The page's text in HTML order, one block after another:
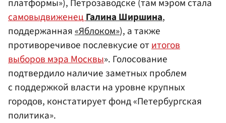
платформы»), Петрозаводске (там мэром стала
самовыдвиженецГалина Ширшина,
поддержанная«Яблоком»), а также
противоречивое послевкусие отитогов
выборов мэра Москвы». Голосование
подтвердило наличие заметных проблем
с поддержкой власти на уровне крупных
городов, констатирует фонд «Петербургская
политика».